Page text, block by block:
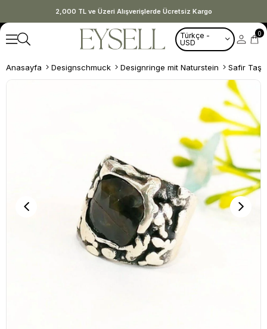
2,000 TL ve Üzeri Alışverişlerde Ücretsiz Kargo
Türkçe -
USD
0
Anasayfa Designschmuck Designringe mit Naturstein Safir Taşı